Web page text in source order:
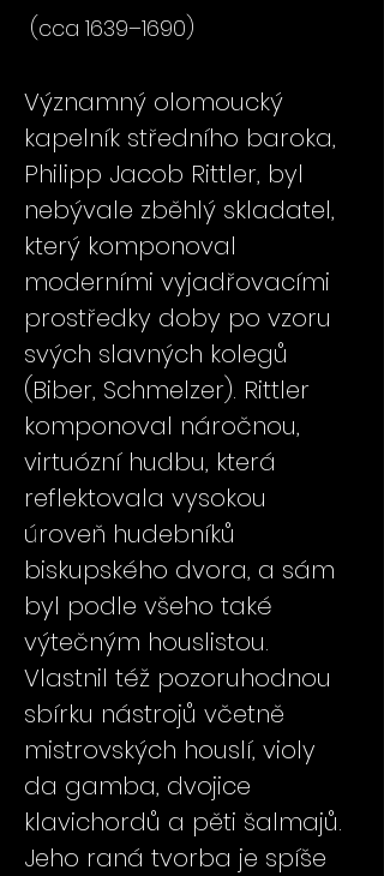
(cca 1639–1690)
Významný olomoucký
kapelník středního baroka,
Philipp Jacob Rittler, byl
nebývale zběhlý skladatel,
který komponoval
moderními vyjadřovacími
prostředky doby po vzoru
svých slavných kolegů
(Biber, Schmelzer). Rittler
komponoval náročnou,
virtuózní hudbu, která
reflektovala vysokou
úroveň hudebníků
biskupského dvora, a sám
byl podle všeho také
výtečným houslistou.
Vlastnil též pozoruhodnou
sbírku nástrojů včetně
mistrovských houslí, violy
da gamba, dvojice
klavichordů a pěti šalmajů.
Jeho raná tvorba je spíše